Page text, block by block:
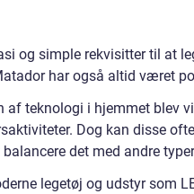
og simple rekvisitter til at
har også altid været
af teknologi i hjemmet blev
Dog kan disse
det med andre
legetøj og udstyr som